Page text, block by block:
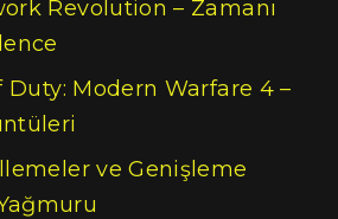
Revolution – Zamanı
Duty: Modern Warfare 4 –
ve Genişleme